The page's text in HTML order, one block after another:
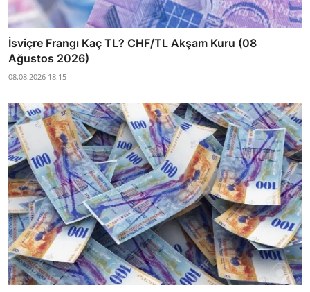
İsviçre Frangı Kaç TL? CHF/TL Akşam Kuru (08
Ağustos 2026)
08.08.2026 18:15